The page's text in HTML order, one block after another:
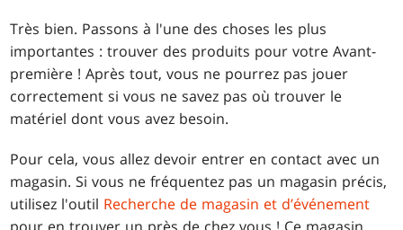
Très bien. Passons à l'une des choses les plus
importantes : trouver des produits pour votre Avant-
première ! Après tout, vous ne pourrez pas jouer
correctement si vous ne savez pas où trouver le
matériel dont vous avez besoin.
Pour cela, vous allez devoir entrer en contact avec un
magasin. Si vous ne fréquentez pas un magasin précis,
utilisez l'outil Recherche de magasin et d’événement